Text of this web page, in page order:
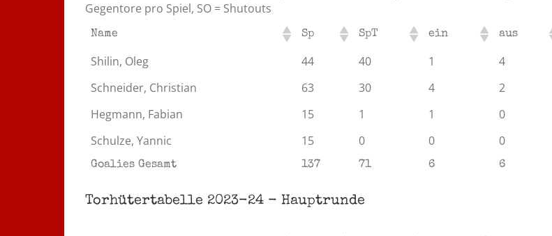
Gegentore pro Spiel, SO = Shutouts
Name Sp SpT ein aus
Shilin, Oleg 44 40 1 4
Schneider, Christian
63 30 4 2
Hegmann, Fabian
15 1 1 0
Schulze, Yannic
15 0 0 0
Goalies Gesamt 137 71 6 6
Torhütertabelle 2023-24 - Hauptrunde